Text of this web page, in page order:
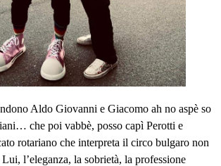
Aldo Giovanni e Giacomo ah no aspè so
che poi vabbè, posso capì Perotti e
rotariano che interpreta il circo bulgaro non
l’eleganza, la sobrietà, la professione